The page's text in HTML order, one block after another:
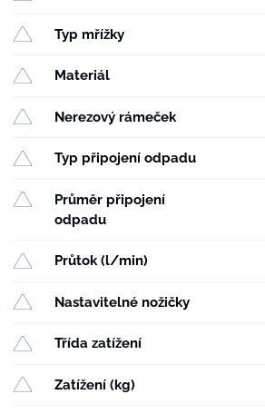
Typ mřížky
Materiál
Nerezový rámeček
Typ připojení odpadu
Průměr připojení
odpadu
Průtok (l/min)
Nastavitelné nožičky
Třída zatížení
Zatížení (kg)